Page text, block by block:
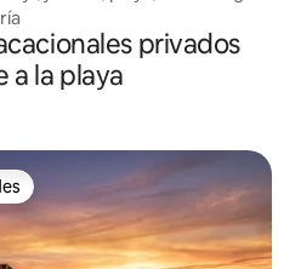
privados
a la playa
preferido